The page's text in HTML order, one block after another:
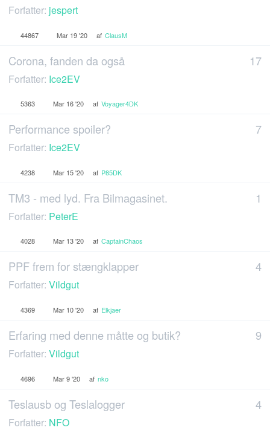
Forfatter: jespert
44867 Mar 19 '20 af ClausM
Corona, fanden da også 17
Forfatter: Ice2EV
5363 Mar 16 '20 af Voyager4DK
Performance spoiler? 7
Forfatter: Ice2EV
4238 Mar 15 '20 af P85DK
TM3 - med lyd. Fra Bilmagasinet. 1
Forfatter: PeterE
4028 Mar 13 '20 af CaptainChaos
PPF frem for stængklapper 4
Forfatter: Vildgut
4369 Mar 10 '20 af Elkjaer
Erfaring med denne måtte og butik? 9
Forfatter: Vildgut
4696 Mar 9 '20 af nko
Teslausb og Teslalogger 4
Forfatter: NFO